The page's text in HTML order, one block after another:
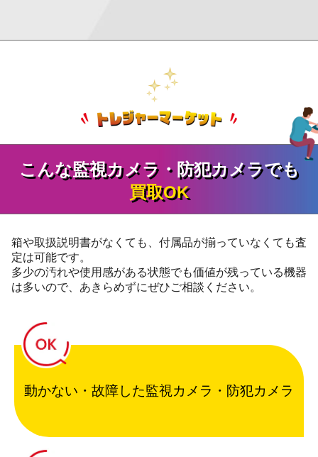
こんな監視カメラ・防犯カメラでも
買取OK
箱や取扱説明書がなくても、付属品が揃っていなくても査
定は可能です。
多少の汚れや使用感がある状態でも価値が残っている機器
は多いので、あきらめずにぜひご相談ください。
動かない・故障した監視カメラ・防犯カメラ